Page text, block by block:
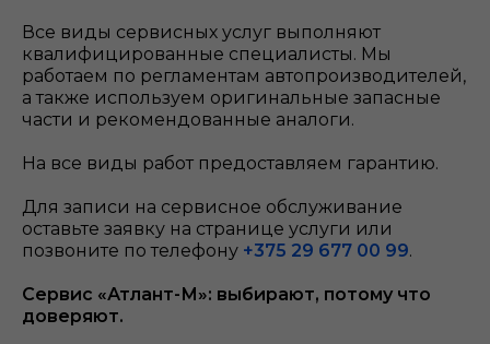
Все виды сервисных услуг выполняют
квалифицированные специалисты. Мы
работаем по регламентам автопроизводителей,
а также используем оригинальные запасные
части и рекомендованные аналоги.
На все виды работ предоставляем гарантию.
Для записи на сервисное обслуживание
оставьте заявку на странице услуги или
позвоните по телефону +375 29 677 00 99.
Сервис «Атлант-М»: выбирают, потому что
доверяют.